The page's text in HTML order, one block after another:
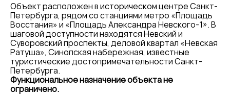
Объект расположен в историческом центре Санкт-
Петербурга, рядом со станциями метро «Площадь
Восстания» и «Площадь Александра Невского-1». В
шаговой доступности находятся Невский и
Суворовский проспекты, деловой квартал «Невская
Ратуша», Синопская набережная, известные
туристические достопримечательности Санкт-
Петербурга.
Функциональное назначение объекта не
ограничено.